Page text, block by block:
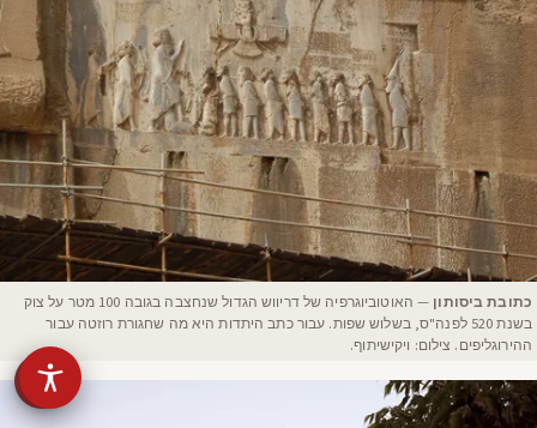
כתובת ביסותון
— האוטוביוגרפיה של דריווש הגדול שנחצבה בגובה 100 מטר על צוק
בשנת 520 לפנה"ס, בשלוש שפות. עבור כתב היתדות היא מה שחגורת רוזטה עבור
ההירוגליפים. צילום: ויקישיתוף.